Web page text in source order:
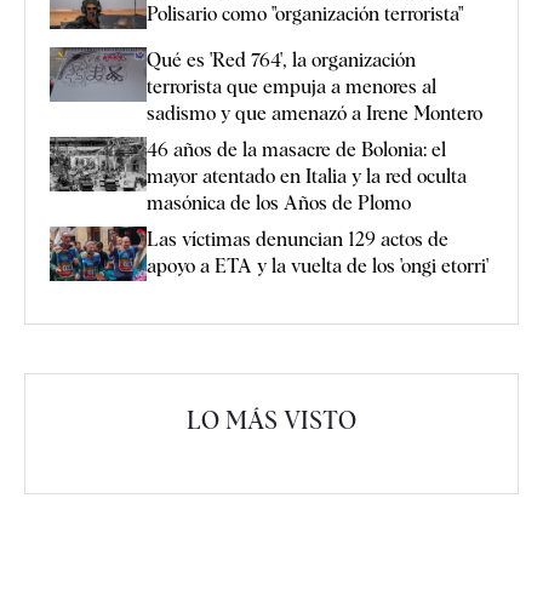
Polisario como "organización terrorista"
Qué es 'Red 764', la organización
terrorista que empuja a menores al
sadismo y que amenazó a Irene Montero
46 años de la masacre de Bolonia: el
mayor atentado en Italia y la red oculta
masónica de los Años de Plomo
Las víctimas denuncian 129 actos de
apoyo a ETA y la vuelta de los 'ongi etorri'
LO MÁS VISTO